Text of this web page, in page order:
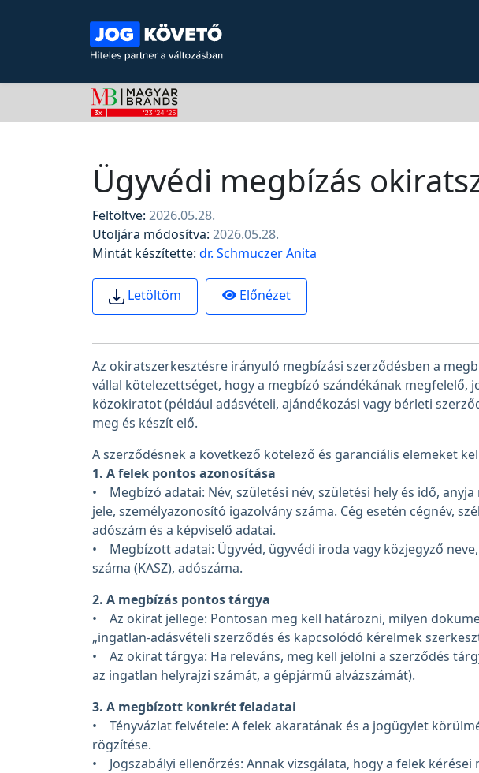
Ügyvédi megbízás
Feltöltve: 2026.05.28.
Utoljára módosítva: 2026.05.28.
Mintát készítette: dr. Schmuczer Anita
Letöltöm Előnézet
Az okiratszerkesztésre irányuló megbízási szerződésben a
vállal kötelezettséget, hogy a megbízó szándékának megfelelő,
közokiratot (például adásvételi, ajándékozási vagy bérleti
meg és készít elő.
A szerződésnek a következő kötelező és garanciális elemeket
1. A felek pontos azonosítása
• Megbízó adatai: Név, születési név, születési hely és idő,
jele, személyazonosító igazolvány száma. Cég esetén cégnév,
adószám és a képviselő adatai.
• Megbízott adatai: Ügyvéd, ügyvédi iroda vagy közjegyző
száma (KASZ), adószáma.
2. A megbízás pontos tárgya
• Az okirat jellege: Pontosan meg kell határozni, milyen
„ingatlan-adásvételi szerződés és kapcsolódó kérelmek
• Az okirat tárgya: Ha releváns, meg kell jelölni a szerződés
az ingatlan helyrajzi számát, a gépjármű alvázszámát).
3. A megbízott konkrét feladatai
• Tényvázlat felvétele: A felek akaratának és a jogügylet
rögzítése.
• Jogszabályi ellenőrzés: Annak vizsgálata, hogy a felek kérései